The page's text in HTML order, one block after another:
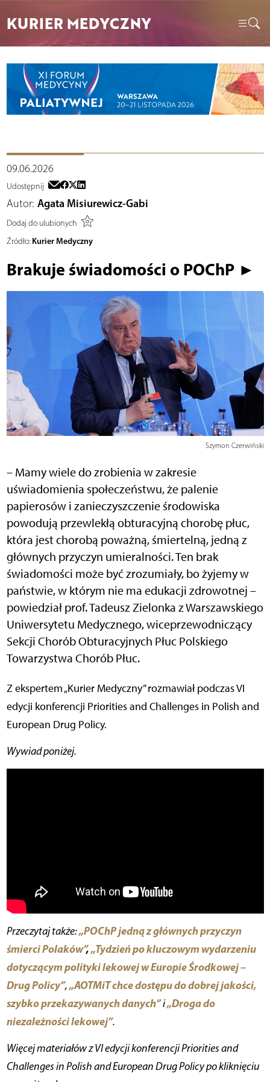
KURIER MEDYCZNY
09.06.2026
Udostępnij
Autor: Agata Misiurewicz-Gabi
Dodaj do ulubionych
Źródło: Kurier Medyczny
Brakuje świadomości o POChP ►
Szymon Czerwiński
– Mamy wiele do zrobienia w zakresie
uświadomienia społeczeństwu, że palenie
papierosów i zanieczyszczenie środowiska
powodują przewlekłą obturacyjną chorobę płuc,
która jest chorobą poważną, śmiertelną, jedną z
głównych przyczyn umieralności. Ten brak
świadomości może być zrozumiały, bo żyjemy w
państwie, w którym nie ma edukacji zdrowotnej –
powiedział prof. Tadeusz Zielonka z Warszawskiego
Uniwersytetu Medycznego, wiceprzewodniczący
Sekcji Chorób Obturacyjnych Płuc Polskiego
Towarzystwa Chorób Płuc.
Z ekspertem „Kurier Medyczny” rozmawiał podczas VI
edycji konferencji Priorities and Challenges in Polish and
European Drug Policy.
Wywiad poniżej.
Przeczytaj także:„POChP jedną z głównych przyczyn
śmierci Polaków”,„Tydzień po kluczowym wydarzeniu
dotyczącym polityki lekowej w Europie Środkowej –
Drug Policy”,„AOTMiT chce dostępu do dobrej jakości,
szybko przekazywanych danych”i„Droga do
niezależności lekowej”.
Więcej materiałów z VI edycji konferencji Priorities and
Challenges in Polish and European Drug Policy po kliknięciu